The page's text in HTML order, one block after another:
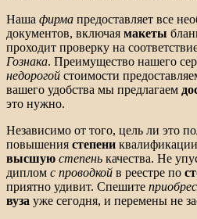
Наша фирма предоставляет все
документов, включая макеты
проходит проверку на
Гознака. Преимущество нашего
недорогой стоимости
вашего удобства мы предлагаем
это нужно.
Независимо от того, цель ли это
повышения степени
высшую степень качества. Не
диплом с проводкой в реестре по
приятно удивит. Спешите
вуза уже сегодня, и перемены не